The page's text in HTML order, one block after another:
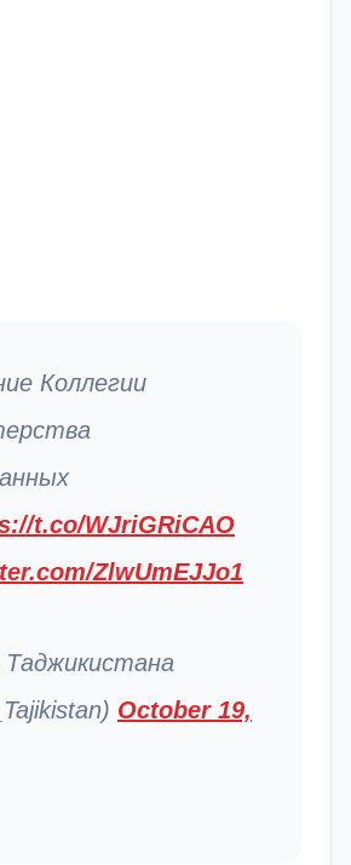
Коллегии
t.co/WJriGRiCAO
ZlwUmEJJo1
October 19,